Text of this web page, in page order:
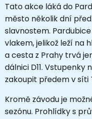
Tato akce láká do
město několik dní
slavnostem.
vlakem, jelikož leží na
a cesta z Prahy trvá
dálnici D11.
zakoupit předem v
Kromě závodu je
sezónu. Prohlídky s